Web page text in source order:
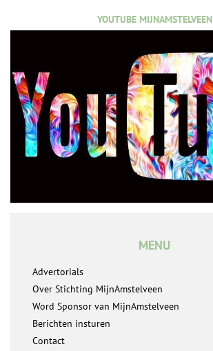
YOUTUBE MIJNAMSTELVEEN
MENU
Advertorials
Over Stichting MijnAmstelveen
Word Sponsor van MijnAmstelveen
Berichten insturen
Contact